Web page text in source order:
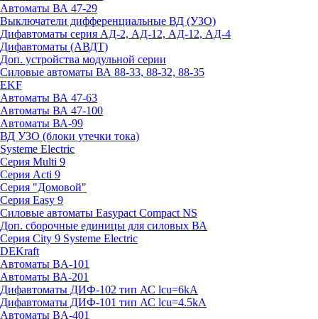
Автоматы ВА 47-29
Выключатели дифференциальные ВД (УЗО)
Дифавтоматы серия АД-2, АД-12, АД-12, АД-4
Дифавтоматы (АВДТ)
Доп. устройства модульной серии
Силовые автоматы ВА 88-33, 88-32, 88-35
EKF
Автоматы ВА 47-63
Автоматы ВА 47-100
Автоматы ВА-99
ВД УЗО (блоки утечки тока)
Systeme Electric
Серия Multi 9
Серия Acti 9
Серия "Домовой"
Серия Easy 9
Силовые автоматы Easypact Compact NS
Доп. сборочные единицы для силовых ВА
Серия City 9 Systeme Electric
DEKraft
Автоматы BA-101
Автоматы ВА-201
Дифавтоматы ДИФ-102 тип АС lcu=6kA
Дифавтоматы ДИФ-101 тип АС lcu=4.5kA
Автоматы BA-401